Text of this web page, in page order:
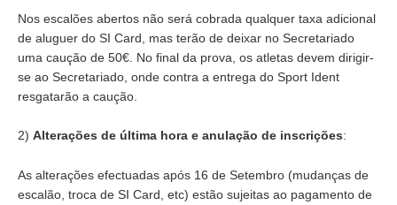
Nos escalões abertos não será cobrada qualquer taxa adicional
de aluguer do SI Card, mas terão de deixar no Secretariado
uma caução de 50€. No final da prova, os atletas devem dirigir-
se ao Secretariado, onde contra a entrega do Sport Ident
resgatarão a caução.
2) Alterações de última hora e anulação de inscrições:
As alterações efectuadas após 16 de Setembro (mudanças de
escalão, troca de SI Card, etc) estão sujeitas ao pagamento de